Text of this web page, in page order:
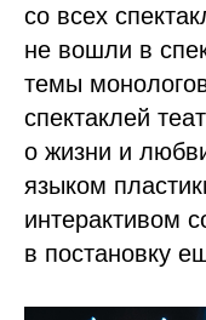
со всех
не вошли в
темы
спектаклей
о жизни и
языком
интерактивом
в постановку